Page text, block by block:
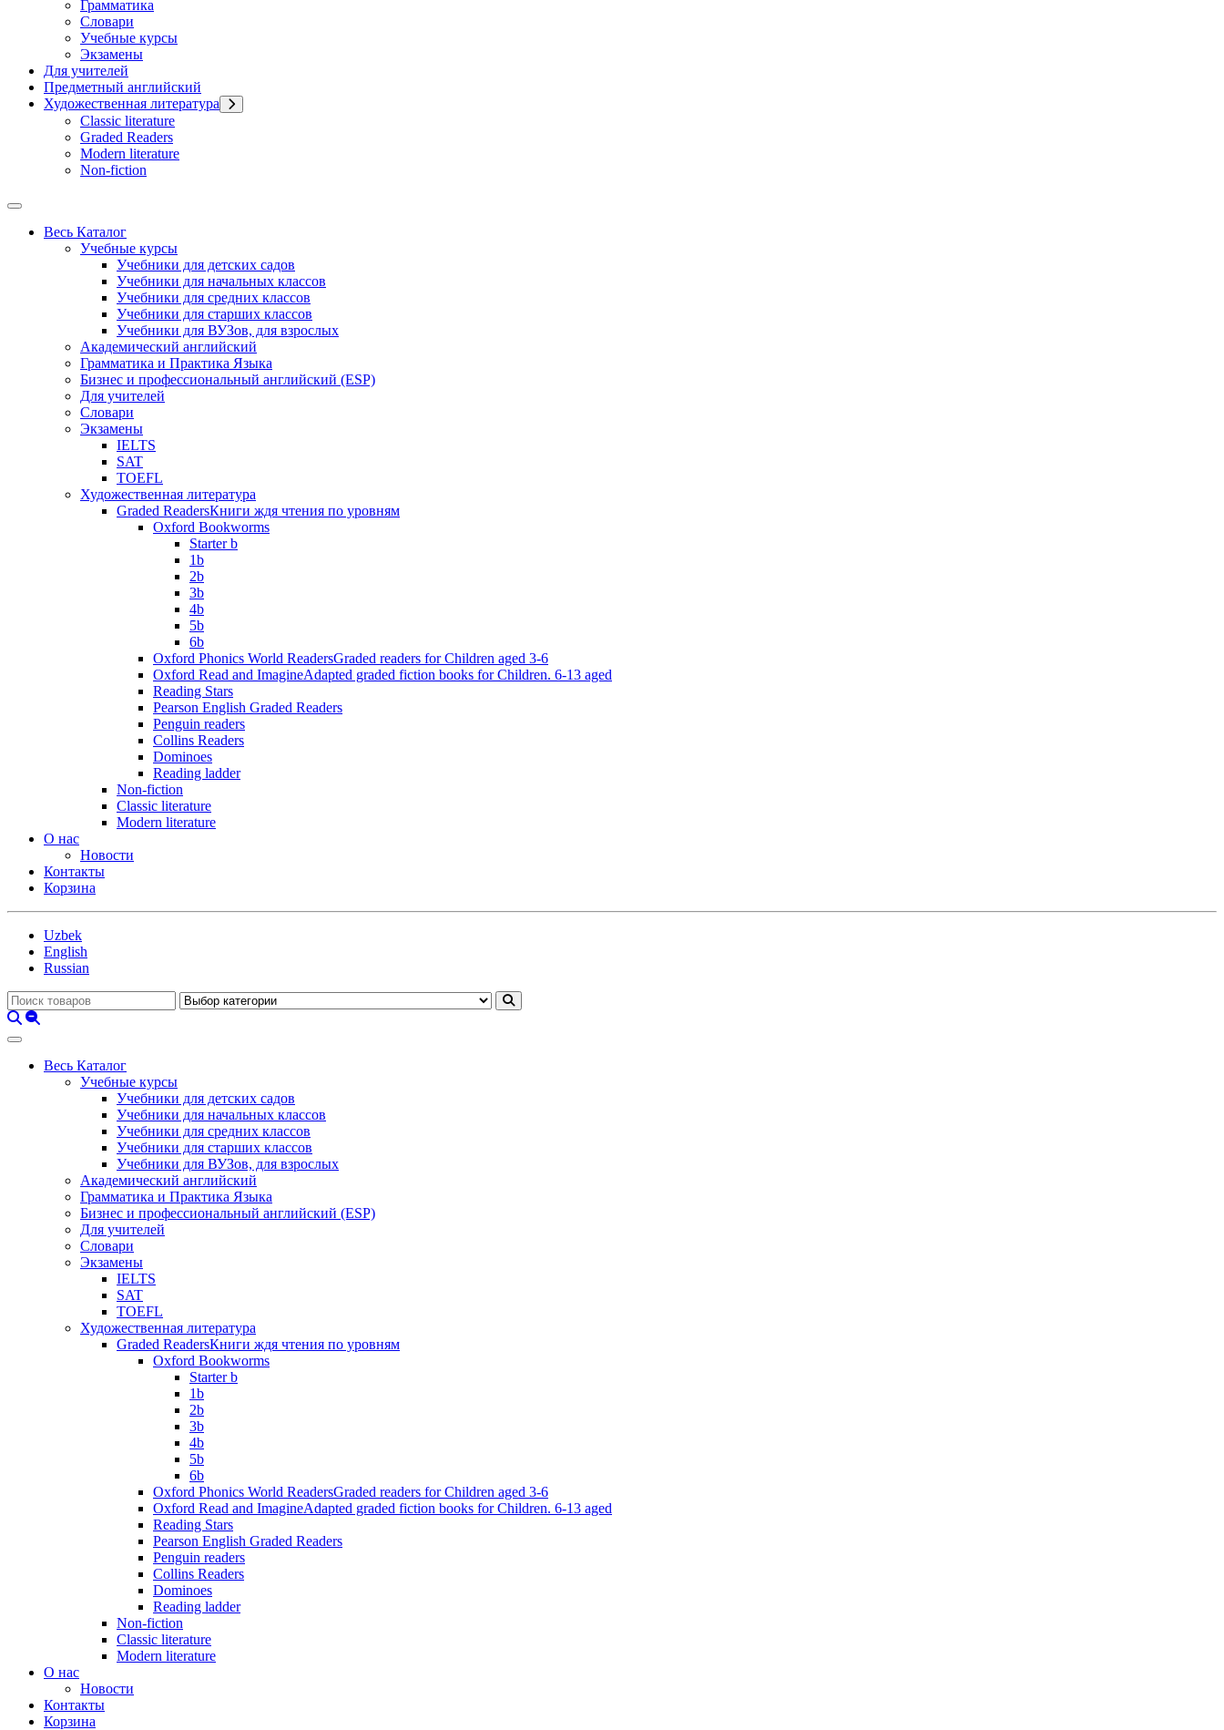
Грамматика
Словари
Учебные курсы
Экзамены
Для учителей
Предметный английский
Художественная литература
Classic literature
Graded Readers
Modern literature
Non-fiction
Весь Каталог
Учебные курсы
Учебники для детских садов
Учебники для начальных классов
Учебники для средних классов
Учебники для старших классов
Учебники для ВУЗов, для взрослых
Академический английский
Грамматика и Практика Языка
Бизнес и профессиональный английский (ESP)
Для учителей
Словари
Экзамены
IELTS
SAT
TOEFL
Художественная литература
Graded ReadersКниги ждя чтения по уровням
Oxford Bookworms
Starter b
1b
2b
3b
4b
5b
6b
Oxford Phonics World ReadersGraded readers for Children aged 3-6
Oxford Read and ImagineAdapted graded fiction books for Children. 6-13 aged
Reading Stars
Pearson English Graded Readers
Penguin readers
Collins Readers
Dominoes
Reading ladder
Non-fiction
Classic literature
Modern literature
О нас
Новости
Контакты
Корзина
Uzbek
English
Russian
Весь Каталог
Учебные курсы
Учебники для детских садов
Учебники для начальных классов
Учебники для средних классов
Учебники для старших классов
Учебники для ВУЗов, для взрослых
Академический английский
Грамматика и Практика Языка
Бизнес и профессиональный английский (ESP)
Для учителей
Словари
Экзамены
IELTS
SAT
TOEFL
Художественная литература
Graded ReadersКниги ждя чтения по уровням
Oxford Bookworms
Starter b
1b
2b
3b
4b
5b
6b
Oxford Phonics World ReadersGraded readers for Children aged 3-6
Oxford Read and ImagineAdapted graded fiction books for Children. 6-13 aged
Reading Stars
Pearson English Graded Readers
Penguin readers
Collins Readers
Dominoes
Reading ladder
Non-fiction
Classic literature
Modern literature
О нас
Новости
Контакты
Корзина